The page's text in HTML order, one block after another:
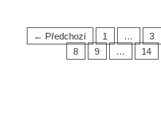
← Předchozí 1 … 3
8
9 … 14